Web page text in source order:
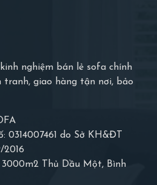
nghiệm bán lẻ sofa chính
tranh, giao hàng tận nơi, bảo
0314007461 do Sở KH&ĐT
2016
Thủ Dầu Một, Bình